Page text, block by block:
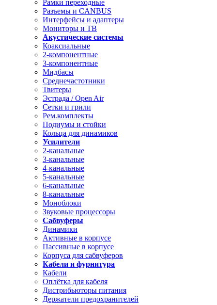
Рамки переходные
Разъемы и CANBUS
Интерфейсы и адаптеры
Мониторы и ТВ
Акустические системы
Коаксиальные
2-компонентные
3-компонентные
Мидбасы
Среднечастотники
Твитеры
Эстрада / Open Air
Сетки и грили
Рем.комплекты
Подиумы и стойки
Кольца для динамиков
Усилители
2-канальные
3-канальные
4-канальные
5-канальные
6-канальные
8-канальные
Моноблоки
Звуковые процессоры
Сабвуферы
Динамики
Активные в корпусе
Пассивные в корпусе
Корпуса для сабвуферов
Кабели и фурнитура
Кабели
Оплётка для кабеля
Дистрибьюторы питания
Держатели предохранителей